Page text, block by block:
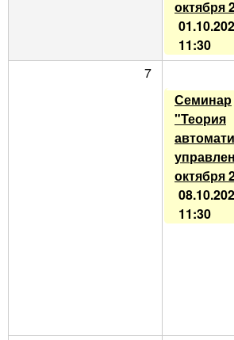
октября
11:30
7
Семинар
"Теория
октября
11:30